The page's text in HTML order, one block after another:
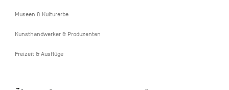
Museen & Kulturerbe
Kunsthandwerker & Produzenten
Freizeit & Ausflüge